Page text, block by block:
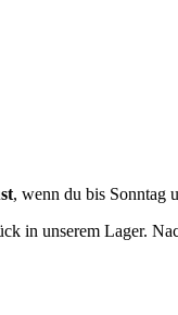
, wenn du bis Sonntag
in unserem Lager.